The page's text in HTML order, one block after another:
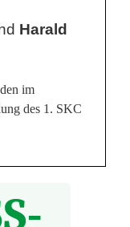
Harald
im
des 1. SKC